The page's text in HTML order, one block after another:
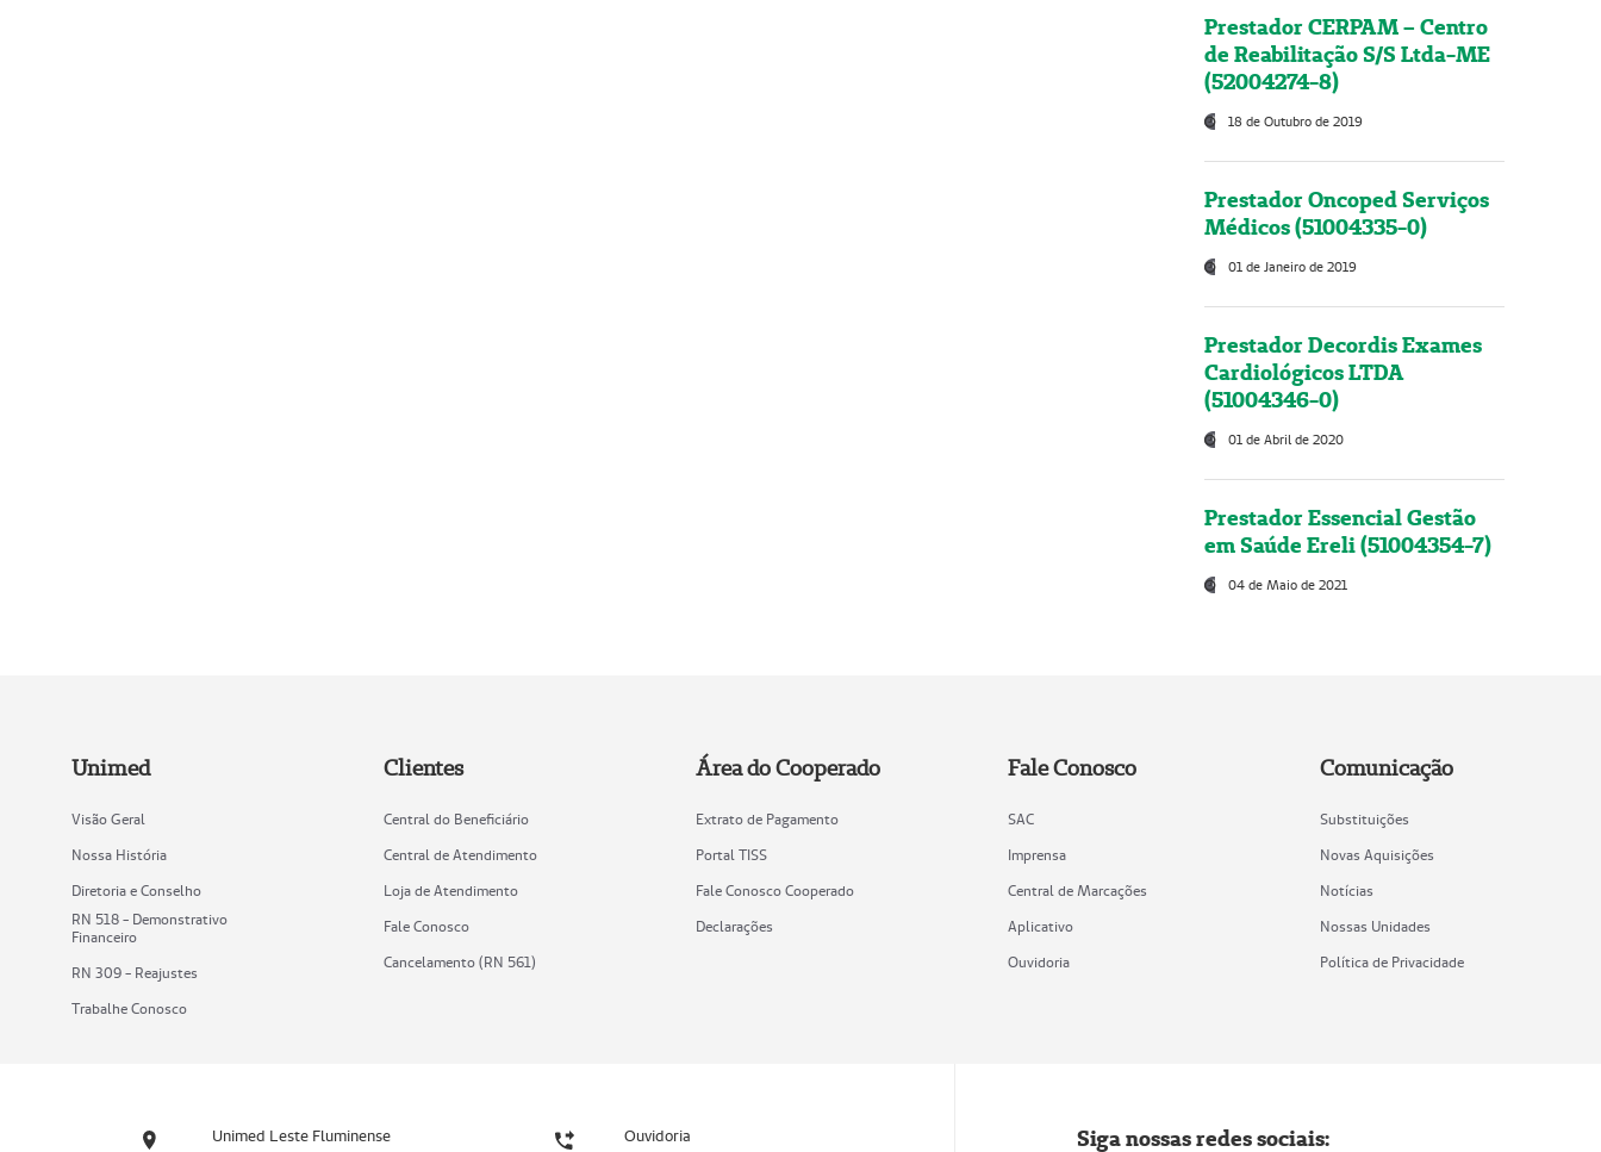
Prestador CERPAM – Centro
de Reabilitação S/S Ltda-ME
(52004274-8)
18 de Outubro de 2019
Prestador Oncoped Serviços
Médicos (51004335-0)
01 de Janeiro de 2019
Prestador Decordis Exames
Cardiológicos LTDA
(51004346-0)
01 de Abril de 2020
Prestador Essencial Gestão
em Saúde Ereli (51004354-7)
04 de Maio de 2021
Unimed
Visão Geral
Nossa História
Diretoria e Conselho
RN 518 - Demonstrativo
Financeiro
RN 309 - Reajustes
Trabalhe Conosco
Clientes
Central do Beneficiário
Central de Atendimento
Loja de Atendimento
Fale Conosco
Cancelamento (RN 561)
Área do Cooperado
Extrato de Pagamento
Portal TISS
Fale Conosco Cooperado
Declarações
Fale Conosco
SAC
Imprensa
Central de Marcações
Aplicativo
Ouvidoria
Comunicação
Substituições
Novas Aquisições
Notícias
Nossas Unidades
Política de Privacidade
Unimed Leste Fluminense Ouvidoria Siga nossas redes sociais: